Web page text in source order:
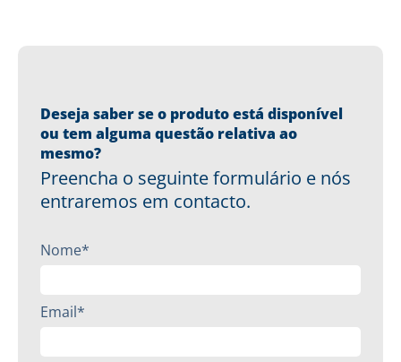
Deseja saber se o produto está disponível
ou tem alguma questão relativa ao
mesmo?
Preencha o seguinte formulário e nós
entraremos em contacto.
Nome*
Email*